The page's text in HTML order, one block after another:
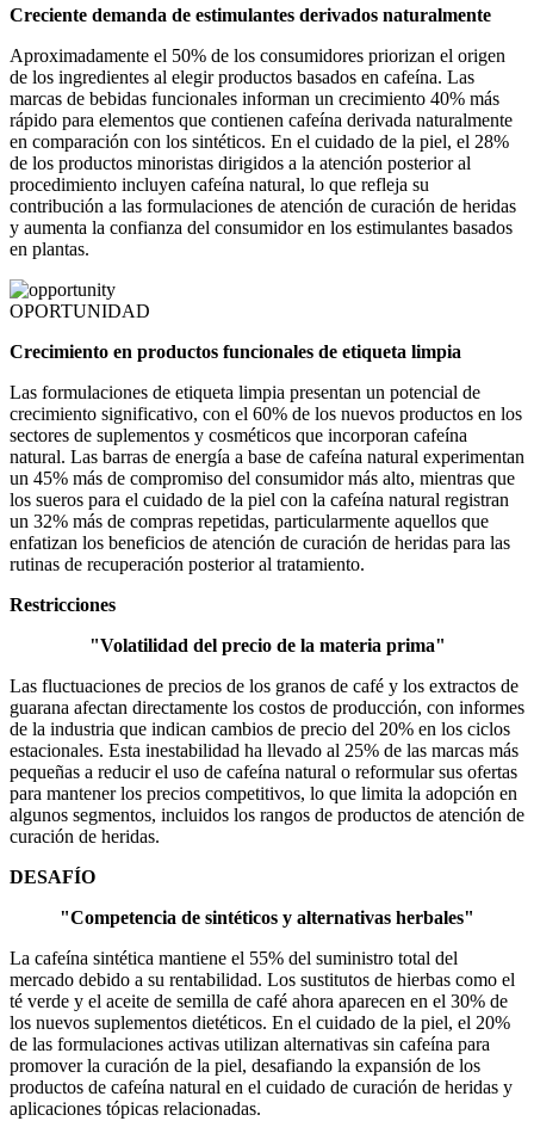
Creciente demanda de estimulantes derivados naturalmente
Aproximadamente el 50% de los consumidores priorizan el origen
de los ingredientes al elegir productos basados en cafeína. Las
marcas de bebidas funcionales informan un crecimiento 40% más
rápido para elementos que contienen cafeína derivada naturalmente
en comparación con los sintéticos. En el cuidado de la piel, el 28%
de los productos minoristas dirigidos a la atención posterior al
procedimiento incluyen cafeína natural, lo que refleja su
contribución a las formulaciones de atención de curación de heridas
y aumenta la confianza del consumidor en los estimulantes basados
en plantas.
OPORTUNIDAD
Crecimiento en productos funcionales de etiqueta limpia
Las formulaciones de etiqueta limpia presentan un potencial de
crecimiento significativo, con el 60% de los nuevos productos en los
sectores de suplementos y cosméticos que incorporan cafeína
natural. Las barras de energía a base de cafeína natural experimentan
un 45% más de compromiso del consumidor más alto, mientras que
los sueros para el cuidado de la piel con la cafeína natural registran
un 32% más de compras repetidas, particularmente aquellos que
enfatizan los beneficios de atención de curación de heridas para las
rutinas de recuperación posterior al tratamiento.
Restricciones
"Volatilidad del precio de la materia prima"
Las fluctuaciones de precios de los granos de café y los extractos de
guarana afectan directamente los costos de producción, con informes
de la industria que indican cambios de precio del 20% en los ciclos
estacionales. Esta inestabilidad ha llevado al 25% de las marcas más
pequeñas a reducir el uso de cafeína natural o reformular sus ofertas
para mantener los precios competitivos, lo que limita la adopción en
algunos segmentos, incluidos los rangos de productos de atención de
curación de heridas.
DESAFÍO
"Competencia de sintéticos y alternativas herbales"
La cafeína sintética mantiene el 55% del suministro total del
mercado debido a su rentabilidad. Los sustitutos de hierbas como el
té verde y el aceite de semilla de café ahora aparecen en el 30% de
los nuevos suplementos dietéticos. En el cuidado de la piel, el 20%
de las formulaciones activas utilizan alternativas sin cafeína para
promover la curación de la piel, desafiando la expansión de los
productos de cafeína natural en el cuidado de curación de heridas y
aplicaciones tópicas relacionadas.